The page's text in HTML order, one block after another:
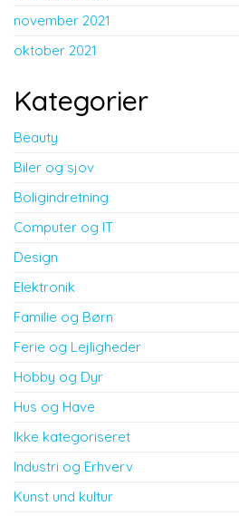
november 2021
oktober 2021
Kategorier
Beauty
Biler og sjov
Boligindretning
Computer og IT
Design
Elektronik
Familie og Børn
Ferie og Lejligheder
Hobby og Dyr
Hus og Have
Ikke kategoriseret
Industri og Erhverv
Kunst und kultur